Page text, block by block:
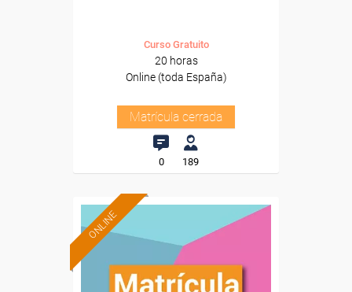
Curso Gratuito
20 horas
Online (toda España)
Matrícula cerrada
0 189
ONLINE